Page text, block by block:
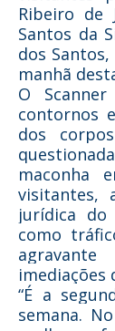
Ribeiro de
Santos da
dos
manhã
O
contornos
dos
maconha
visitantes,
jurídica do
como
imediações
“É a
semana.